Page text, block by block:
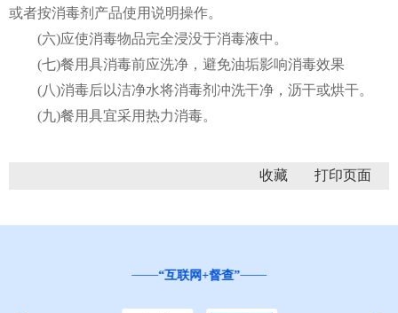
或者按消毒剂产品使用说明操作。
(六)应使消毒物品完全浸没于消毒液中。
(七)餐用具消毒前应洗净，避免油垢影响消毒效果
(八)消毒后以洁净水将消毒剂冲洗干净，沥干或烘干。
(九)餐用具宜采用热力消毒。
收藏
“互联网+督查”